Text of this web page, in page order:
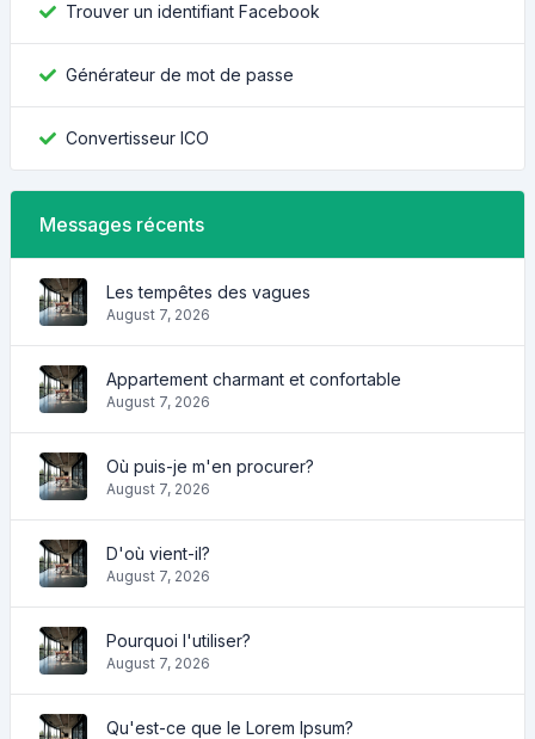
Trouver un identifiant Facebook
Générateur de mot de passe
Convertisseur ICO
Messages récents
Les tempêtes des vagues
August 7, 2026
Appartement charmant et confortable
August 7, 2026
Où puis-je m'en procurer?
August 7, 2026
D'où vient-il?
August 7, 2026
Pourquoi l'utiliser?
August 7, 2026
Qu'est-ce que le Lorem Ipsum?